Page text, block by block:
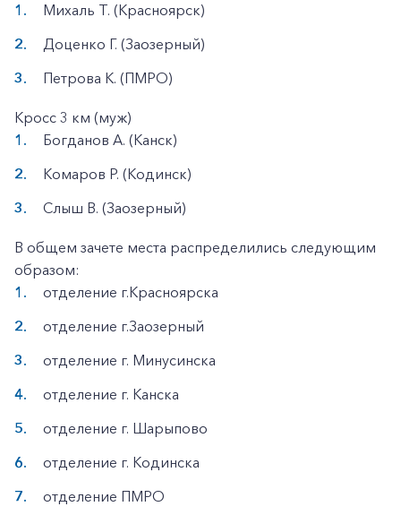
Михаль Т. (Красноярск)
Доценко Г. (Заозерный)
Петрова К. (ПМРО)
Кросс 3 км (муж)
Богданов А. (Канск)
Комаров Р. (Кодинск)
Слыш В. (Заозерный)
В общем зачете места распределились следующим
образом:
отделение г.Красноярска
отделение г.Заозерный
отделение г. Минусинска
отделение г. Канска
отделение г. Шарыпово
отделение г. Кодинска
отделение ПМРО